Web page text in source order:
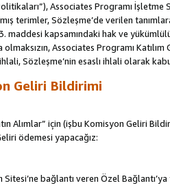
Associates Programı
terimler, Sözleşme’de verilen
maddesi kapsamındaki hak ve
Associates Programı Katılım
Sözleşme’nin esaslı ihlali olarak
Geliri Bildirimi
Alımlar” için (işbu Komisyon Geliri
ödemesi yapacağız:
bağlantı veren Özel Bağlantı’ya